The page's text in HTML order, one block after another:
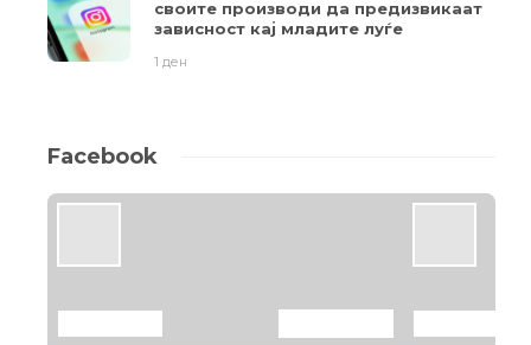
своите производи да предизвикаат
зависност кај младите луѓе
1 ден
Facebook